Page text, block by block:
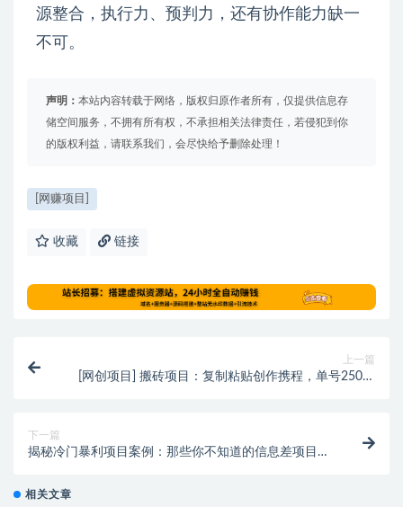
源整合，执行力、预判力，还有协作能力缺一
不可。
声明： 本站内容转载于网络，版权归原作者所有，仅提供信息存
储空间服务，不拥有所有权，不承担相关法律责任，若侵犯到你
的版权利益，请联系我们，会尽快给予删除处理！
[网赚项目]
收藏 链接
上一篇
[网创项目] 搬砖项目：复制粘贴创作携程，单号2500/
下一篇
揭秘冷门暴利项目案例：那些你不知道的信息差项目，
相关文章